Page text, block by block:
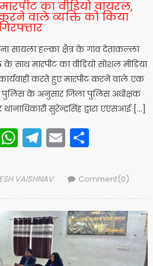
का वीडियो वायरल,
वाले व्यक्ति को किया
सायला हल्का क्षैत्र के गांव देताकल्लां
साथ मारपीट का वीडियो सोशल मीडिया
करते हुए मारपीट करने वाले एक
पुलिस के अनुसार जिला पुलिस अधीक्षक
सुरेन्द्रसिंह द्वारा एएसआई […]
WhatsApp
Telegram
Email
VAISHNAV Comment(0)